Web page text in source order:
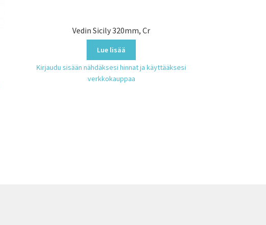
Vedin Sicily 320mm, Cr
Lue lisää
Kirjaudu sisään nähdäksesi hinnat ja käyttääksesi
verkkokauppaa